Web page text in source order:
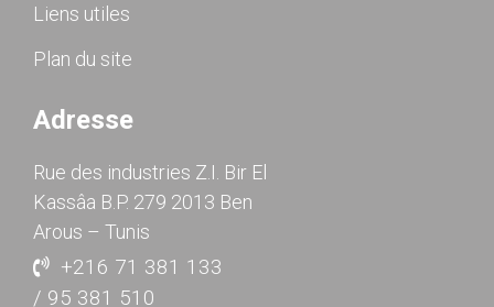
Liens utiles
Plan du site
Adresse
Rue des industries Z.I. Bir El
Kassâa B.P. 279 2013 Ben
Arous – Tunis
+216 71 381 133
/ 95 381 510